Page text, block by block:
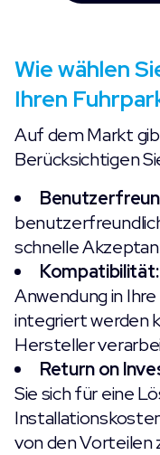
Wie wählen
Ihren
Auf dem Markt
Berücksichtigen
schnelle
Kompatibilität:
Anwendung in
integriert werden
Hersteller
Return on
Sie sich für eine
von den Vorteilen